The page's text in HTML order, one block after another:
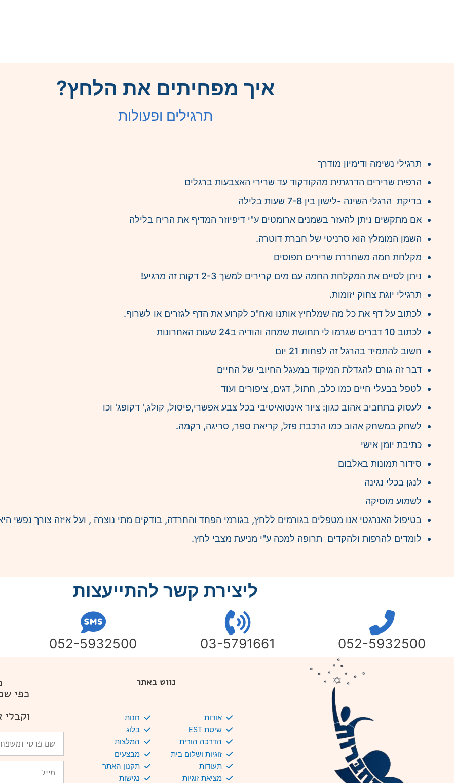
איך מפחיתים את הלחץ?
תרגילים ופעולות
תרגילי נשימה ודימיון מודרך
הרפית שרירים הדרגתית מהקודקוד עד שרירי האצבעות ברגלים
בדיקת הרגלי השינה -לישון בין 7-8 שעות בלילה
אם מתקשים ניתן להעזר בשמנים ארומטים ע"י דיפיוזר המדיף את הריח בלילה
השמן המומלץ הוא סרניטי של חברת דוטרה.
מקלחת חמה משחררת שרירים תפוסים
ניתן לסיים את המקלחת החמה עם מים קרירים למשך 2-3 דקות זה מרגיע!
תרגילי יוגת צחוק יזומות.
לכתוב על דף את כל מה שמלחיץ אותנו ואח"כ לקרוע את הדף לגזרים או לשרוף.
לכתוב 10 דברים שגרמו לי תחושת שמחה והודיה ב24 שעות האחרונות
חשוב להתמיד בהרגל זה לפחות 21 יום
דבר זה גורם להגדלת המיקוד במעגל החיובי של החיים
לטפל בבעלי חיים כמו כלב, חתול, דגים, ציפורים ועוד
לעסוק בתחביב אהוב כגון: ציור אינטואיטיבי בכל צבע אפשרי,פיסול, קולג,' דקופג' וכו
לשחק במשחק אהוב כמו הרכבת פזל, קריאת ספר, סריגה, רקמה.
כתיבת יומן אישי
סידור תמונות באלבום
לנגן בכלי נגינה
לשמוע מוסיקה
בטיפול האנרגטי אנו מטפלים בגורמים ללחץ, בגורמי הפחד והחרדה, בודקים מתי נוצרה , ועל איזה צורך נפשי
לומדים להרפות ולהקדים תרופה למכה ע"י מניעת מצבי לחץ.
ליצירת קשר להתייעצות
052-5932500
03-5791661
052-5932500
נווט באתר
אודות
שיטת EST
הדרכה הורית
זוגיות ושלום בית
תעודות
מציאת זוגיות
חנות
בלוג
המלצות
מבצעים
תקנון האתר
נגישות
כפי
וקבלי
פרטי
ומשפחה